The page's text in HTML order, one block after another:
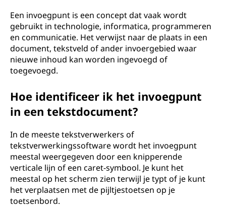
Een invoegpunt is een concept dat vaak wordt
gebruikt in technologie, informatica, programmeren
en communicatie. Het verwijst naar de plaats in een
document, tekstveld of ander invoergebied waar
nieuwe inhoud kan worden ingevoegd of
toegevoegd.
Hoe identificeer ik het invoegpunt
in een tekstdocument?
In de meeste tekstverwerkers of
tekstverwerkingssoftware wordt het invoegpunt
meestal weergegeven door een knipperende
verticale lijn of een caret-symbool. Je kunt het
meestal op het scherm zien terwijl je typt of je kunt
het verplaatsen met de pijltjestoetsen op je
toetsenbord.